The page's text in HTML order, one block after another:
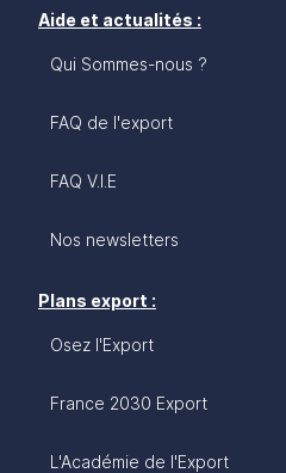
Aide et actualités :
Qui Sommes-nous ?
FAQ de l'export
FAQ V.I.E
Nos newsletters
Plans export :
Osez l'Export
France 2030 Export
L'Académie de l'Export